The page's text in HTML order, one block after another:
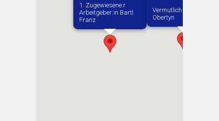
Vermutlich geboren in
Obertyn
1. Zugewiesene:r
Arbeitgeber:in​ Bartl
Franz